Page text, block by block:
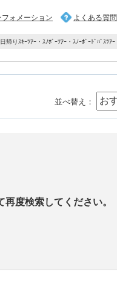
ォメーション よくある質問
帰りｽｷｰﾂｱｰ・ｽﾉﾎﾞｰﾂｱｰ・ｽﾉｰﾎﾞｰﾄﾞﾊﾞｽﾂｱｰ
並べ替え：
度検索してください。